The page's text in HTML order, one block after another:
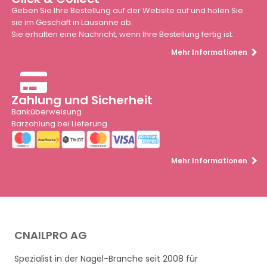
Geben Sie Ihre Bestellung auf der Website auf und holen Sie
sie im Geschäft in Lausanne ab.
Sie erhalten eine Nachricht, wenn Ihre Bestellung fertig ist.
Mehr Informationen
Zahlung und Sicherheit
Banküberweisung
Barzahlung bei Lieferung
Mehr Informationen
CNAILPRO AG
Spezialist in der Nagel-Branche seit 2008 für